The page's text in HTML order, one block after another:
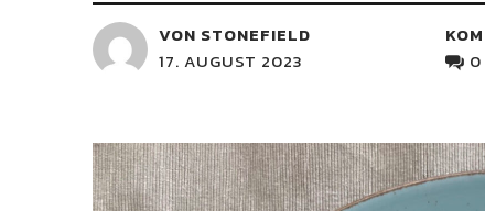
VON STONEFIELD
17. AUGUST 2023
0